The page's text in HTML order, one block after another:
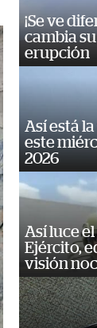
¡Se ve
cambia
erupción
Así está
este
2026
Así luce
Ejército,
visión